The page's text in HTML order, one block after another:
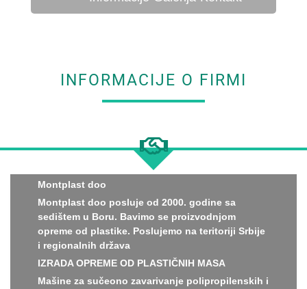
INFORMACIJE O FIRMI
Montplast doo
Montplast doo posluje od 2000. godine sa
sedištem u Boru. Bavimo se proizvodnjom
opreme od plastike. Poslujemo na teritoriji Srbije
i regionalnih država
IZRADA OPREME OD PLASTIČNIH MASA
Mašine za sučeono zavarivanje polipropilenskih i